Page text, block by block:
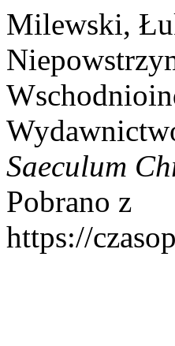
Milewski,
Saeculum
Pobrano z
https://